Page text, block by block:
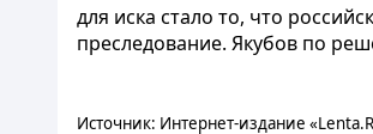
для иска стало то, что
преследование. Якубов по
Источник: Интернет-издание